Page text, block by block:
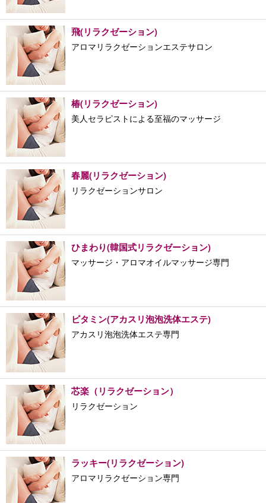
飛(リラクゼーション)
アロマリラクゼーションエステサロン
椿(リラクゼーション)
美人セラピストによる至福のマッサージ
春麗(リラクゼーション)
リラクゼーションサロン
ひまわり(韓国式リラクゼーション)
マッサージ・アロマオイルマッサージ専門
ビタミン(アカスリ泡泡洗体エステ)
アカスリ泡泡洗体エステ専門
芯楽（リラクゼーション）
リラクゼーション
ラッキー(リラクゼーション)
アロマリラクゼーション専門